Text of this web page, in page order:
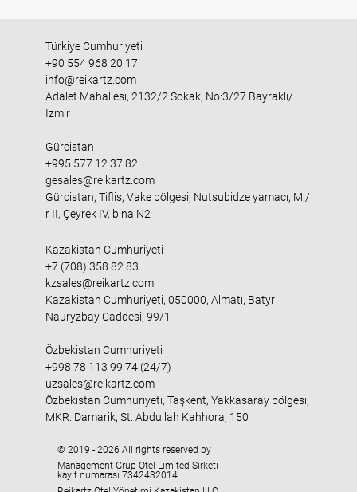
Türkiye Cumhuriyeti
+90 554 968 20 17
info@reikartz.com
Adalet Mahallesi, 2132/2 Sokak, No:3/27 Bayraklı/
İzmir
Gürcistan
+995 577 12 37 82
gesales@reikartz.com
Gürcistan, Tiflis, Vake bölgesi, Nutsubidze yamacı, M /
r II, Çeyrek IV, bina N2
Kazakistan Cumhuriyeti
+7 (708) 358 82 83
kzsales@reikartz.com
Kazakistan Cumhuriyeti, 050000, Almatı, Batyr
Nauryzbay Caddesi, 99/1
Özbekistan Cumhuriyeti
+998 78 113 99 74 (24/7)
uzsales@reikartz.com
Özbekistan Cumhuriyeti, Taşkent, Yakkasaray bölgesi,
MKR. Damarik, St. Abdullah Kahhora, 150
© 2019 - 2026 All rights reserved by
Management Grup Otel Limited Sirketi
kayıt numarası 7342432014